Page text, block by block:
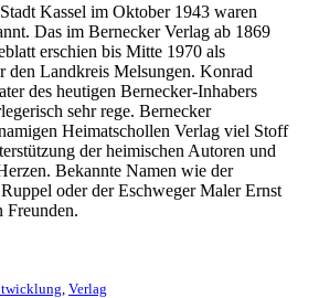
Kassel im Oktober 1943 waren
Das im Bernecker Verlag ab 1869
erschien bis Mitte 1970 als
den Landkreis Melsungen. Konrad
des heutigen Bernecker-Inhabers
sehr rege. Bernecker
Heimatschollen Verlag viel Stoff
der heimischen Autoren und
Bekannte Namen wie der
oder der Eschweger Maler Ernst
Freunden.
Verlag